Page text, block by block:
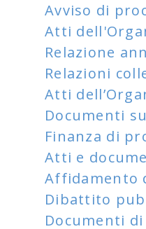
Avviso di
Atti
Relazione
Relazioni
Atti
Documenti
Finanza di
Atti e
Affidamento
Dibattito
Documenti